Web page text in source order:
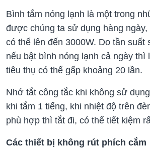
Bình tắm nóng lạnh là một trong
được chúng ta sử dụng hàng ngày,
có thể lên đến 3000W. Do tần suất
nếu bật bình nóng lạnh cả ngày thì
tiêu thụ có thể gấp khoảng 20 lần.
Nhớ tắt công tắc khi không sử
khi tắm 1 tiếng, khi nhiệt độ trên
phù hợp thì tắt đi, có thể tiết kiệm
Các thiết bị không rút phích cắm